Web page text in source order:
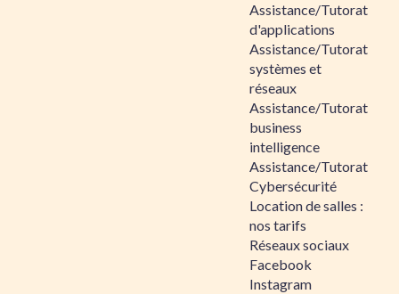
Assistance/Tutorat
d'applications
Assistance/Tutorat
systèmes et
réseaux
Assistance/Tutorat
business
intelligence
Assistance/Tutorat
Cybersécurité
Location de salles :
nos tarifs
Réseaux sociaux
Facebook
Instagram